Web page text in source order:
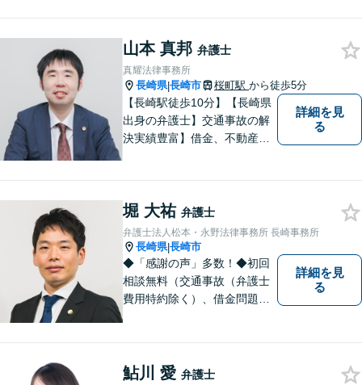
談にお越しください。
山本 真邦 弁護士
真耀法律事務所
長崎県|長崎市 桜町駅 から徒歩5分
【長崎駅徒歩10分】【長崎県
出身の弁護士】交通事故の解
決実績豊富】借金、不動産、
い、解決まで二人三脚でサポ
ートします。◆近隣駐車場あ
り
詳細を見
る
堀 大祐 弁護士
弁護士法人松本・永野法律事務所 長崎事務所
長崎県|長崎市
◆「感謝の声」多数！◆初回
相談無料（交通事故（弁護士
費用特約除く）、借金問題、
詳細を見
る
鮎川 愛 弁護士